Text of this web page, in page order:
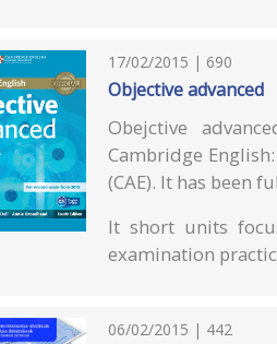
17/02/2015 | 690
Objective advanced
Obejctive
Cambridge
(CAE). It has been
It short units
examination
06/02/2015 | 442